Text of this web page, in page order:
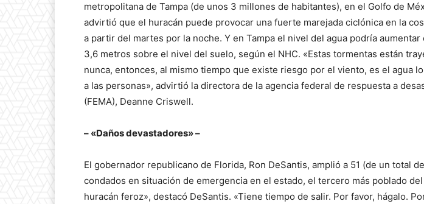
metropolitana de Tampa (de unos 3 millones de habitantes), en el Golfo de
advirtió que el huracán puede provocar una fuerte marejada ciclónica en la
a partir del martes por la noche. Y en Tampa el nivel del agua podría
3,6 metros sobre el nivel del suelo, según el NHC. «Estas tormentas están
nunca, entonces, al mismo tiempo que existe riesgo por el viento, es el agua
a las personas», advirtió la directora de la agencia federal de respuesta a
(FEMA), Deanne Criswell.
– «Daños devastadores» –
El gobernador republicano de Florida, Ron DeSantis, amplió a 51 (de un total
condados en situación de emergencia en el estado, el tercero más poblado del
huracán feroz», destacó DeSantis. «Tiene tiempo de salir. Por favor, hágalo.